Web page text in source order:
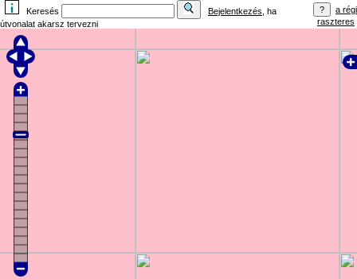
Keresés Bejelentkezés , ha
útvonalat akarsz tervezni
a régi
raszteres